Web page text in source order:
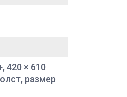
420 × 610
размер